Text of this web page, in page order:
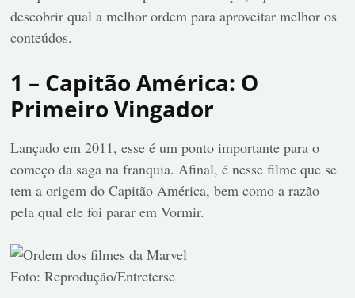
descobrir qual a melhor ordem para aproveitar melhor os
conteúdos.
1 – Capitão América: O
Primeiro Vingador
Lançado em 2011, esse é um ponto importante para o
começo da saga na franquia. Afinal, é nesse filme que se
tem a origem do Capitão América, bem como a razão
pela qual ele foi parar em Vormir.
Foto: Reprodução/Entreterse